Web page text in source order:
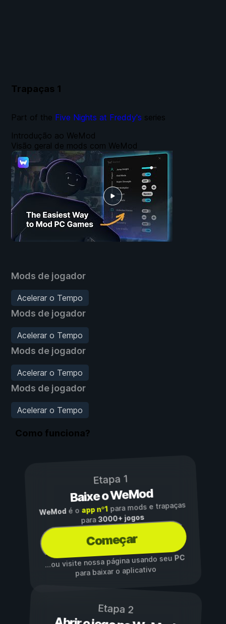
Trapaças 1
Mods de jogador
Acelerar o Tempo
Mods de jogador
Acelerar o Tempo
Mods de jogador
Acelerar o Tempo
Mods de jogador
Acelerar o Tempo
Introdução ao WeMod
Visão geral de mods com WeMod
Part of the Five Nights at Freddy's series
Como funciona?
Etapa 1
Baixe o WeMod
WeModé o app nº1para mods e trapaças
para3000+ jogos
Começar
...ou visite nossa página usando seuPC
para baixar o aplicativo
Etapa 2